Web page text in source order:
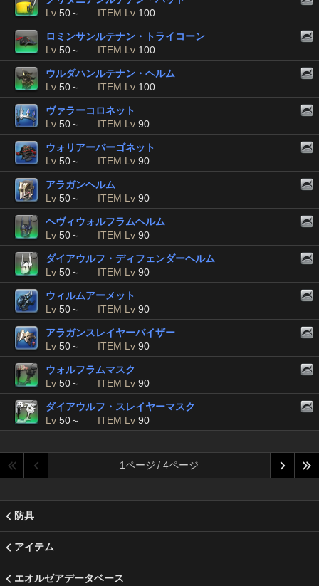
Lv 50～ ITEM Lv 100
ロミンサンルテナン・トライコーン
Lv 50～ ITEM Lv 100
ウルダハンルテナン・ヘルム
Lv 50～ ITEM Lv 100
ヴァラーコロネット
Lv 50～ ITEM Lv 90
ウォリアーバーゴネット
Lv 50～ ITEM Lv 90
アラガンヘルム
Lv 50～ ITEM Lv 90
ヘヴィウォルフラムヘルム
Lv 50～ ITEM Lv 90
ダイアウルフ・ディフェンダーヘルム
Lv 50～ ITEM Lv 90
ウィルムアーメット
Lv 50～ ITEM Lv 90
アラガンスレイヤーバイザー
Lv 50～ ITEM Lv 90
ウォルフラムマスク
Lv 50～ ITEM Lv 90
ダイアウルフ・スレイヤーマスク
Lv 50～ ITEM Lv 90
1ページ / 4ページ
防具
アイテム
エオルゼアデータベース